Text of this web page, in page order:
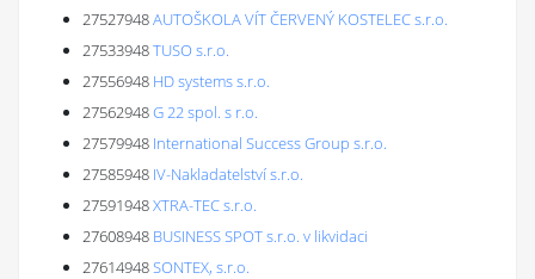
27527948AUTOŠKOLA VÍT ČERVENÝ KOSTELEC s.r.o.
27533948TUSO s.r.o.
27556948 HD systems s.r.o.
27562948G 22 spol. s r.o.
27579948 International Success Group s.r.o.
27585948 IV-Nakladatelství s.r.o.
27591948XTRA-TEC s.r.o.
27608948 BUSINESS SPOT s.r.o. v likvidaci
27614948SONTEX, s.r.o.